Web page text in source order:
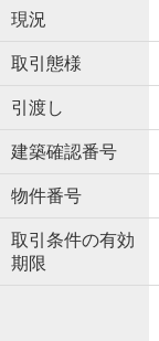
現況
取引態様
引渡し
建築確認番号
物件番号
取引条件の有効
期限